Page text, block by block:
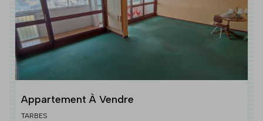
Appartement À Vendre
TARBES